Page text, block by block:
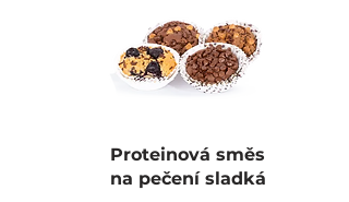
Proteinová směs
na pečení sladká